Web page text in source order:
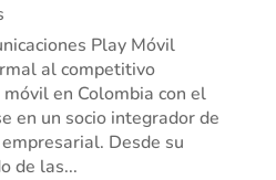
Play Móvil
al competitivo
en Colombia con el
en un socio integrador de
Desde su
de las...